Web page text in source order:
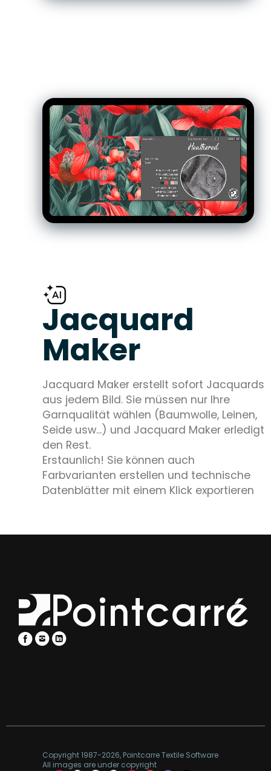
Jacquard
Maker
Jacquard Maker erstellt sofort Jacquards
aus jedem Bild. Sie müssen nur Ihre
Garnqualität wählen (Baumwolle, Leinen,
Seide usw...) und Jacquard Maker erledigt
den Rest.
Erstaunlich! Sie können auch
Farbvarianten erstellen und technische
Datenblätter mit einem Klick exportieren
Copyright 1987-2026, Pointcarre Textile Software
All images are under copyright